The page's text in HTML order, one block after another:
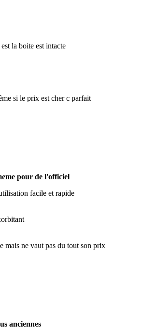
la boite est intacte
si le prix est cher c parfait
pour de l'officiel
facile et rapide
mais ne vaut pas du tout son prix
anciennes